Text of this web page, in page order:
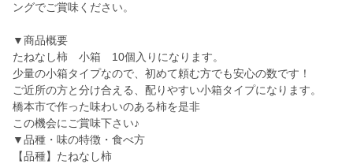
ングでご賞味ください。
▼商品概要
たねなし柿 小箱 10個入りになります。
少量の小箱タイプなので、初めて頼む方でも安心の数です！
ご近所の方と分け合える、配りやすい小箱タイプになります。
橋本市で作った味わいのある柿を是非
この機会にご賞味下さい♪
▼品種・味の特徴・食べ方
【品種】たねなし柿